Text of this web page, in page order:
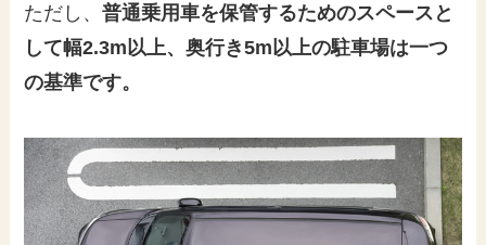
ただし、普通乗用車を保管するためのスペースと
して幅2.3m以上、奥行き5m以上の駐車場は一つ
の基準です。